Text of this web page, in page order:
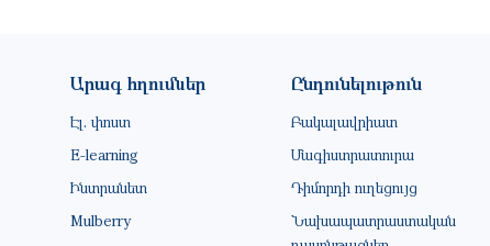
Footer site information
Արագ հղումներ
Էլ. փոստ
E-learning
Ինտրանետ
Mulberry
Ընդունելութուն
Բակալավրիատ
Մագիստրատուրա
Դիմորդի ուղեցույց
Նախապատրաստական